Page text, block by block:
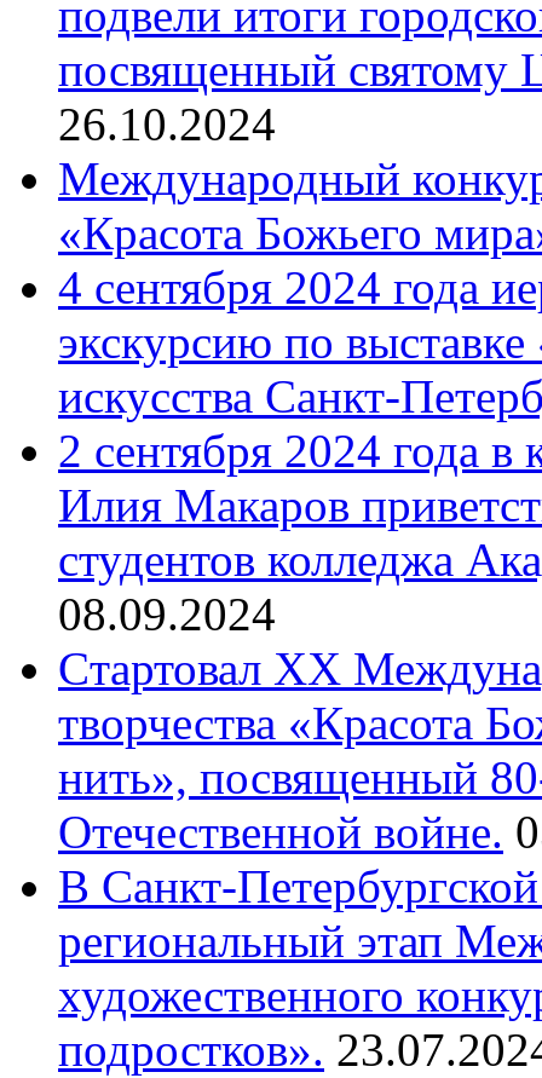
подвели итоги
посвященный святому
26.10.2024
Международный
«Красота Божьего
4 сентября 2024 года
экскурсию по
искусства Санкт-
2 сентября 2024 года
Илия Макаров
студентов колледжа
08.09.2024
Cтартовал XX
творчества «Красота
нить», посвященный
Отечественной войне.
В Санкт-
региональный этап
художественного
подростков».